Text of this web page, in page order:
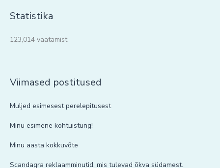
Statistika
123,014 vaatamist
Viimased postitused
Muljed esimesest perelepitusest
Minu esimene kohtuistung!
Minu aasta kokkuvõte
Scandagra reklaamminutid, mis tulevad õkva südamest.